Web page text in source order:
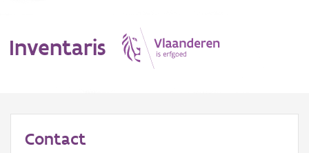
Inventaris
Contact